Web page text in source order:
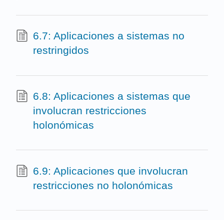
6.7: Aplicaciones a sistemas no
restringidos
6.8: Aplicaciones a sistemas que
involucran restricciones
holonómicas
6.9: Aplicaciones que involucran
restricciones no holonómicas